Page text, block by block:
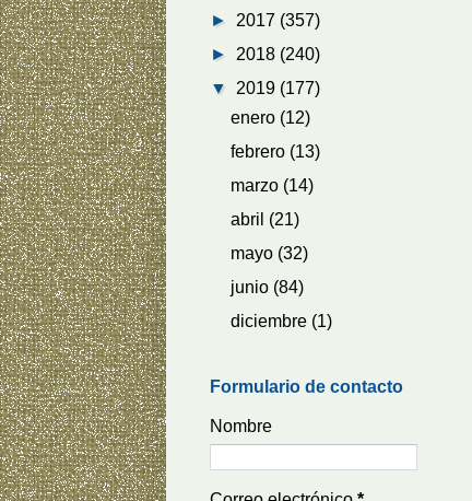
► 2017 (357)
► 2018 (240)
▼ 2019 (177)
enero (12)
febrero (13)
marzo (14)
abril (21)
mayo (32)
junio (84)
diciembre (1)
Formulario de contacto
Nombre